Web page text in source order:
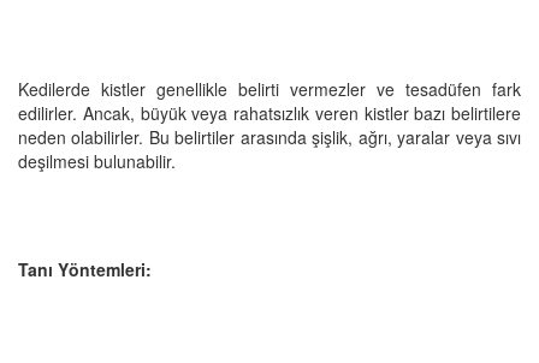
Kedilerde kistler genellikle belirti vermezler ve tesadüfen fark
edilirler. Ancak, büyük veya rahatsızlık veren kistler bazı belirtilere
neden olabilirler. Bu belirtiler arasında şişlik, ağrı, yaralar veya sıvı
deşilmesi bulunabilir.
Tanı Yöntemleri: